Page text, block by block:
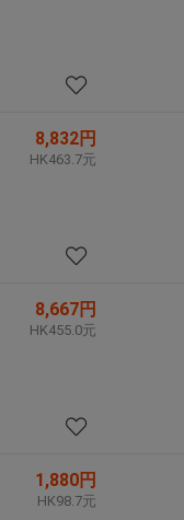
8,832円
HK463.7元
8,667円
HK455.0元
1,880円
HK98.7元